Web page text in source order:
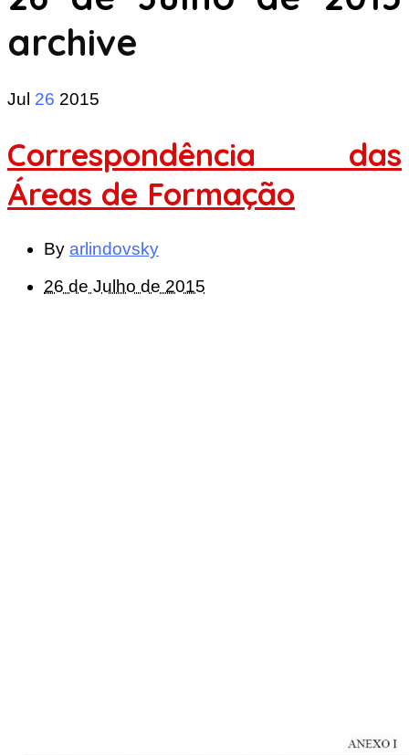
archive
Jul 26 2015
Correspondência das
Áreas de Formação
By arlindovsky
26 de Julho de 2015